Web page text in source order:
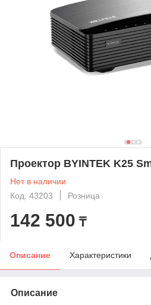
Проектор BYINTEK K25
Нет в наличии
Код: 43203
Розница
142 500 ₸
Описание Характеристики
Описание